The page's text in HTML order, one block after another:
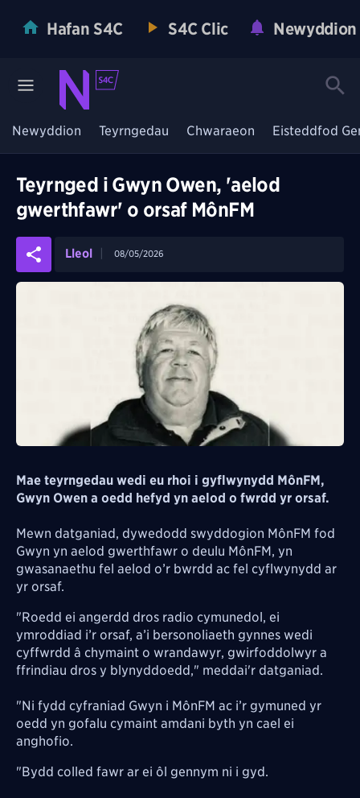
Hafan S4C S4C Clic Newyddion
Newyddion Teyrngedau Chwaraeon Eisteddfod
Teyrnged i Gwyn Owen, 'aelod
gwerthfawr' o orsaf MônFM
Lleol 08/05/2026
Mae teyrngedau wedi eu rhoi i gyflwynydd MônFM,
Gwyn Owen a oedd hefyd yn aelod o fwrdd yr orsaf.
Mewn datganiad, dywedodd swyddogion MônFM fod
Gwyn yn aelod gwerthfawr o deulu MônFM, yn
gwasanaethu fel aelod o’r bwrdd ac fel cyflwynydd ar
yr orsaf.
"Roedd ei angerdd dros radio cymunedol, ei
ymroddiad i’r orsaf, a’i bersonoliaeth gynnes wedi
cyffwrdd â chymaint o wrandawyr, gwirfoddolwyr a
ffrindiau dros y blynyddoedd," meddai'r datganiad.
"Ni fydd cyfraniad Gwyn i MônFM ac i’r gymuned yr
oedd yn gofalu cymaint amdani byth yn cael ei
anghofio.
"Bydd colled fawr ar ei ôl gennym ni i gyd.